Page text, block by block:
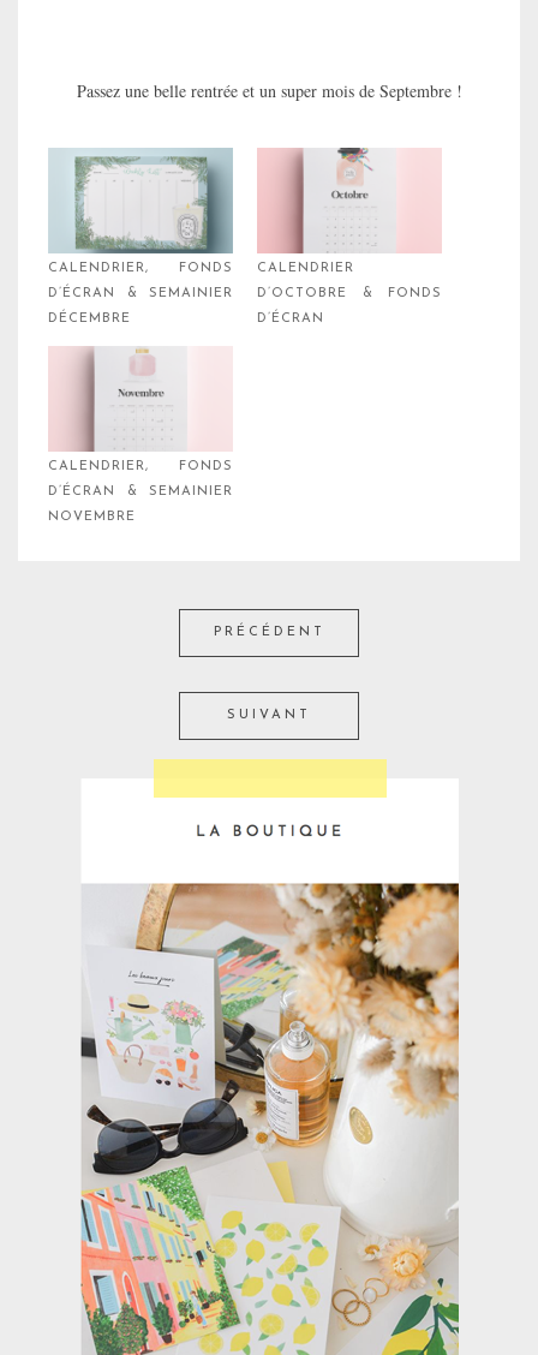
Passez une belle rentrée et un super mois de Septembre !
CALENDRIER, FONDS
D’ÉCRAN & SEMAINIER
DÉCEMBRE
CALENDRIER
D’OCTOBRE & FONDS
D’ÉCRAN
CALENDRIER, FONDS
D’ÉCRAN & SEMAINIER
NOVEMBRE
PRÉCÉDENT
SUIVANT